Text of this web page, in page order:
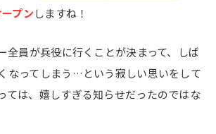
プンしますね！
全員が兵役に行くことが決まって、しば
なってしまう…という寂しい思いをして
ては、嬉しすぎる知らせだったのではな